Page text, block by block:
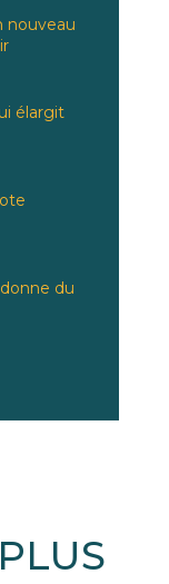
nouveau
élargit
du